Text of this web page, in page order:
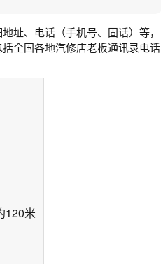
址、电话（手机号、固话）等，
全国各地汽修店老板通讯录电话
120米